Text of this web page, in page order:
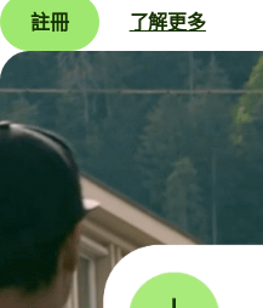
註冊 了解更多